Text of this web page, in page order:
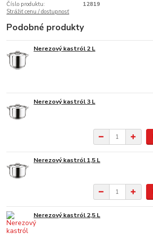
Číslo produktu:
12819
Strážiť cenu / dostupnosť
Podobné produkty
Nerezový kastról 2 L
Nerezový kastról 3 L
Nerezový kastról 1,5 L
Nerezový kastról 2,5 L